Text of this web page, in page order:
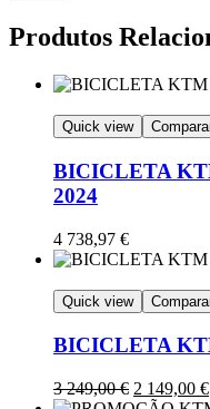
Produtos
Quick view
BICICLETA
2024
4 738,97 €
Quick view
BICICLETA
3 249,00€ 2 149,00 €